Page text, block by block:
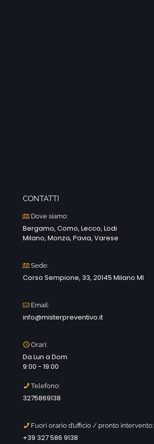
CONTATTI
Dove siamo:
Bergamo, Como, Lecco, Lodi
Milano, Monza, Pavia, Varese
Sede:
Corso Sempione, 33, 20145 Milano MI
Email:
info@misterpreventivo.it
Orari:
Da Lun a Dom
9:00 - 19:00
Telefono:
3275869138
Fuori orario d’ufficio / pronto intervento:
+39 327 586 9138